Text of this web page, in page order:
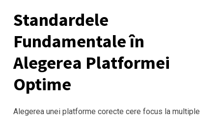
Standardele
Fundamentale în
Alegerea Platformei
Optime
Alegerea unei platforme corecte cere focus la multiple